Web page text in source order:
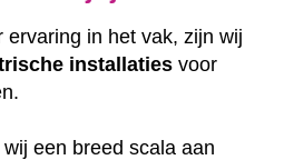
ervaring in het vak, zijn wij
installaties voor
een breed scala aan